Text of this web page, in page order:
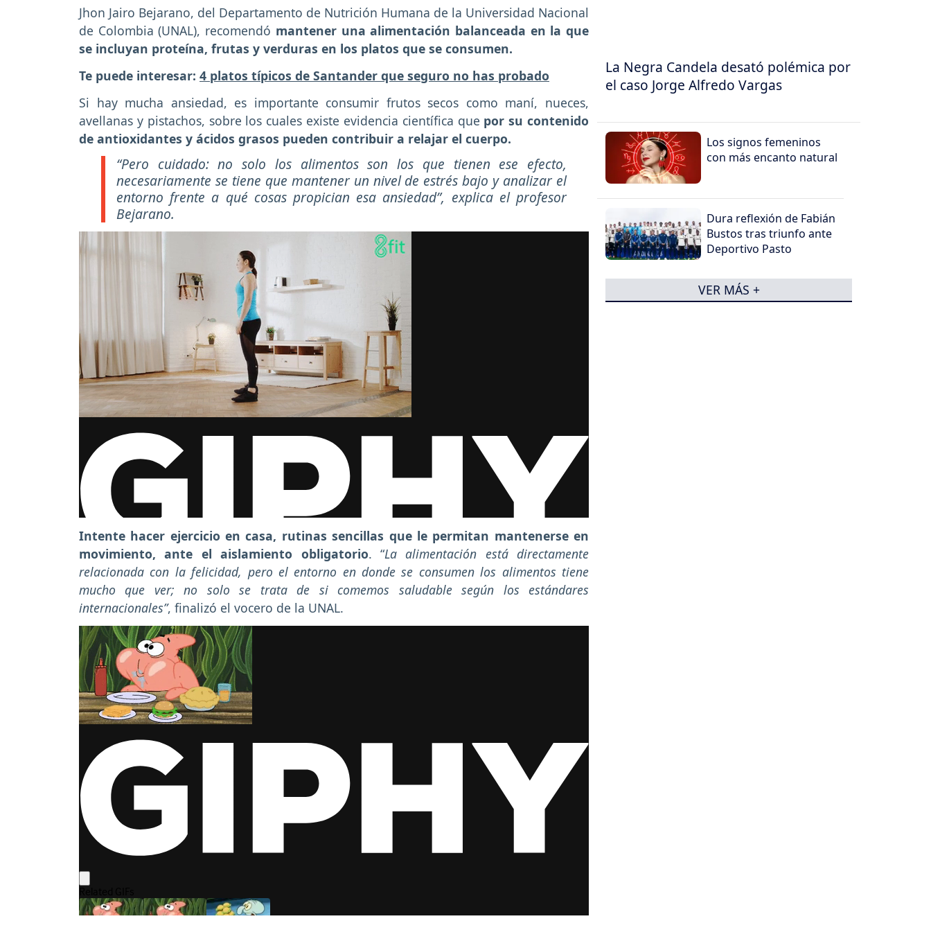
Jhon Jairo Bejarano, del Departamento de Nutrición Humana de la Universidad Nacional
de Colombia (UNAL), recomendó mantener una alimentación balanceada en la que
se incluyan proteína, frutas y verduras en los platos que se consumen.
Te puede interesar: 4 platos típicos de Santander que seguro no has probado
Si hay mucha ansiedad, es importante consumir frutos secos como maní, nueces,
avellanas y pistachos, sobre los cuales existe evidencia científica que por su contenido
de antioxidantes y ácidos grasos pueden contribuir a relajar el cuerpo.
“Pero cuidado: no solo los alimentos son los que tienen ese efecto,
necesariamente se tiene que mantener un nivel de estrés bajo y analizar el
entorno frente a qué cosas propician esa ansiedad”, explica el profesor
Bejarano.
Intente hacer ejercicio en casa, rutinas sencillas que le permitan mantenerse en
movimiento, ante el aislamiento obligatorio. “La alimentación está directamente
relacionada con la felicidad, pero el entorno en donde se consumen los alimentos tiene
mucho que ver; no solo se trata de si comemos saludable según los estándares
internacionales”, finalizó el vocero de la UNAL.
La Negra Candela desató polémica por
el caso Jorge Alfredo Vargas
Los signos femeninos
con más encanto natural
Dura reflexión de Fabián
Bustos tras triunfo ante
Deportivo Pasto
VER MÁS +